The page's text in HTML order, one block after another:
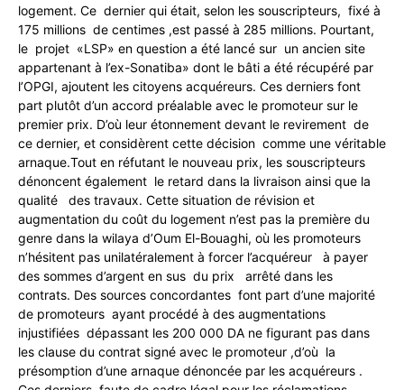
logement. Ce dernier qui était, selon les souscripteurs, fixé à
175 millions de centimes ,est passé à 285 millions. Pourtant,
le projet «LSP» en question a été lancé sur un ancien site
appartenant à l’ex-Sonatiba» dont le bâti a été récupéré par
l’OPGI, ajoutent les citoyens acquéreurs. Ces derniers font
part plutôt d’un accord préalable avec le promoteur sur le
premier prix. D’où leur étonnement devant le revirement de
ce dernier, et considèrent cette décision comme une véritable
arnaque.Tout en réfutant le nouveau prix, les souscripteurs
dénoncent également le retard dans la livraison ainsi que la
qualité des travaux. Cette situation de révision et
augmentation du coût du logement n’est pas la première du
genre dans la wilaya d’Oum El-Bouaghi, où les promoteurs
n’hésitent pas unilatéralement à forcer l’acquéreur à payer
des sommes d’argent en sus du prix arrêté dans les
contrats. Des sources concordantes font part d’une majorité
de promoteurs ayant procédé à des augmentations
injustifiées dépassant les 200 000 DA ne figurant pas dans
les clause du contrat signé avec le promoteur ,d’où la
présomption d’une arnaque dénoncée par les acquéreurs .